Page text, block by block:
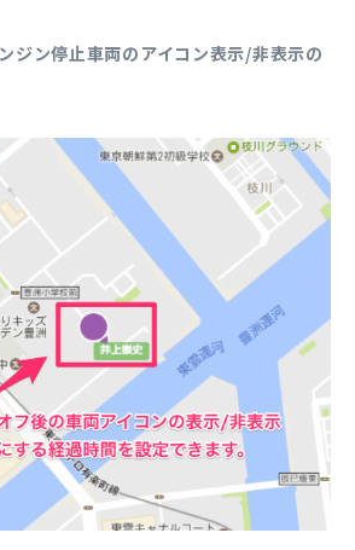
ジン停止車両のアイコン表示/非表示の